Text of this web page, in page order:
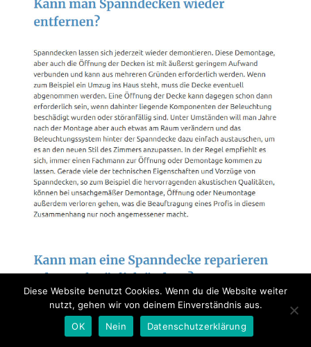
Diese Website benutzt Cookies. Wenn du die Website weiter
nutzt, gehen wir von deinem Einverständnis aus.
OK
Nein Datenschutzerklärung